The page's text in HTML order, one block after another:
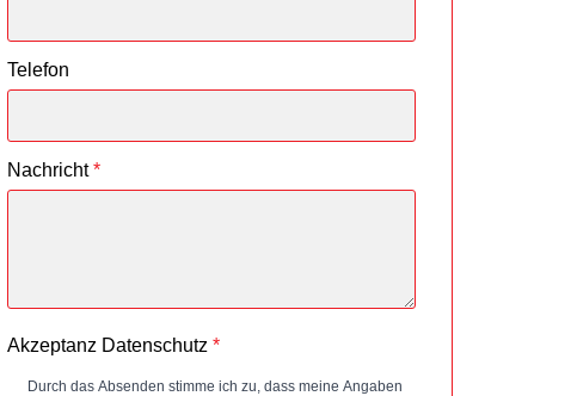
Telefon
Nachricht *
Akzeptanz Datenschutz *
Durch das Absenden stimme ich zu, dass meine Angaben